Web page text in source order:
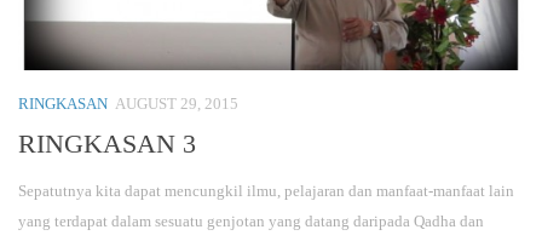
RINGKASAN AUGUST 29, 2015
RINGKASAN 3
Sepatutnya kita dapat mencungkil ilmu, pelajaran dan manfaat-manfaat lain
yang terdapat dalam sesuatu genjotan yang datang daripada Qadha dan